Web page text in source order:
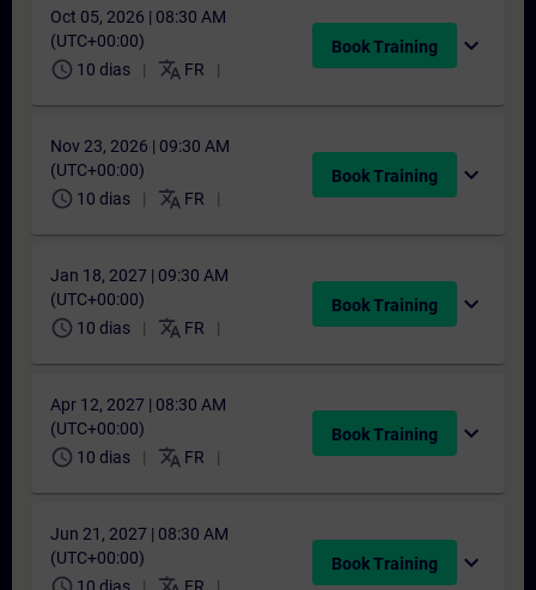
Oct 05, 2026 | 08:30 AM
(UTC+00:00)
schedule 10 dias translate FR
Book Training expand_more
Nov 23, 2026 | 09:30 AM
(UTC+00:00)
schedule 10 dias translate FR
Book Training expand_more
Jan 18, 2027 | 09:30 AM
(UTC+00:00)
schedule 10 dias translate FR
Book Training expand_more
Apr 12, 2027 | 08:30 AM
(UTC+00:00)
schedule 10 dias translate FR
Book Training expand_more
Jun 21, 2027 | 08:30 AM
(UTC+00:00)
Book Training expand_more